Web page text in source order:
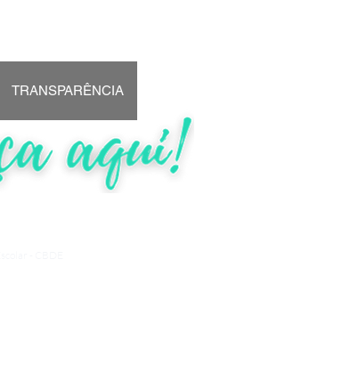
TRANSPARÊNCIA